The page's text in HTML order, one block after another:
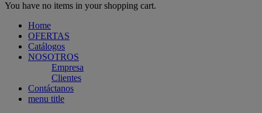
You have no items in your shopping cart.
Home
OFERTAS
Catálogos
NOSOTROS
Empresa
Clientes
Contáctanos
menu title